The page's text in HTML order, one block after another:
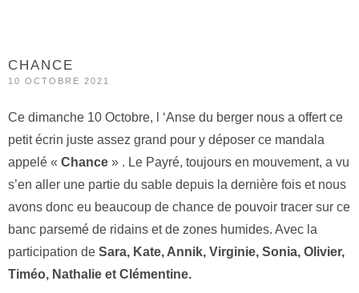
CHANCE
10 OCTOBRE 2021
Ce dimanche 10 Octobre, l ‘Anse du berger nous a offert ce
petit écrin juste assez grand pour y déposer ce mandala
appelé « Chance » . Le Payré, toujours en mouvement, a vu
s’en aller une partie du sable depuis la dernière fois et nous
avons donc eu beaucoup de chance de pouvoir tracer sur ce
banc parsemé de ridains et de zones humides. Avec la
participation de Sara, Kate, Annik, Virginie, Sonia, Olivier,
Timéo, Nathalie et Clémentine.